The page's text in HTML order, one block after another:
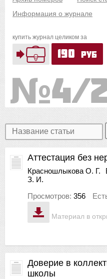
Информация о журнале
купить журнал целиком за
190 руб
4/
Материал в
Аттестация без
Красношлыкова О. Г.
З. И.
Просмотров: 356
Доверие в
школы